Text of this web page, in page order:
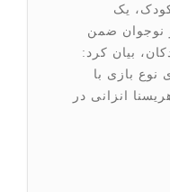
ضمن
کرد:
با
در